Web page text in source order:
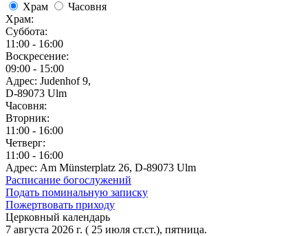
Храм
Часовня
Храм:
Суббота:
11:00 - 16:00
Воскресение:
09:00 - 15:00
Адрес: Judenhof 9,
D-89073 Ulm
Часовня:
Вторник:
11:00 - 16:00
Четверг:
11:00 - 16:00
Адрес: Am Münsterplatz 26, D-89073 Ulm
Расписание богослужений
Подать поминальную записку
Пожертвовать приходу
Церковный календарь
7 августа 2026 г. ( 25 июля ст.ст.), пятница.